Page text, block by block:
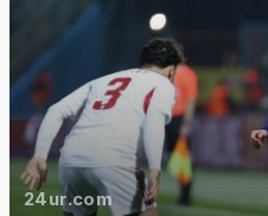
24ur.com